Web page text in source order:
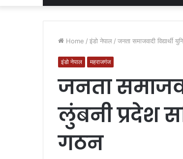
Home / इंडो नेपाल / जनता समाजवादी
इंडो नेपाल महराजगंज
जनता
लुंबनी प्रदेश
गठन